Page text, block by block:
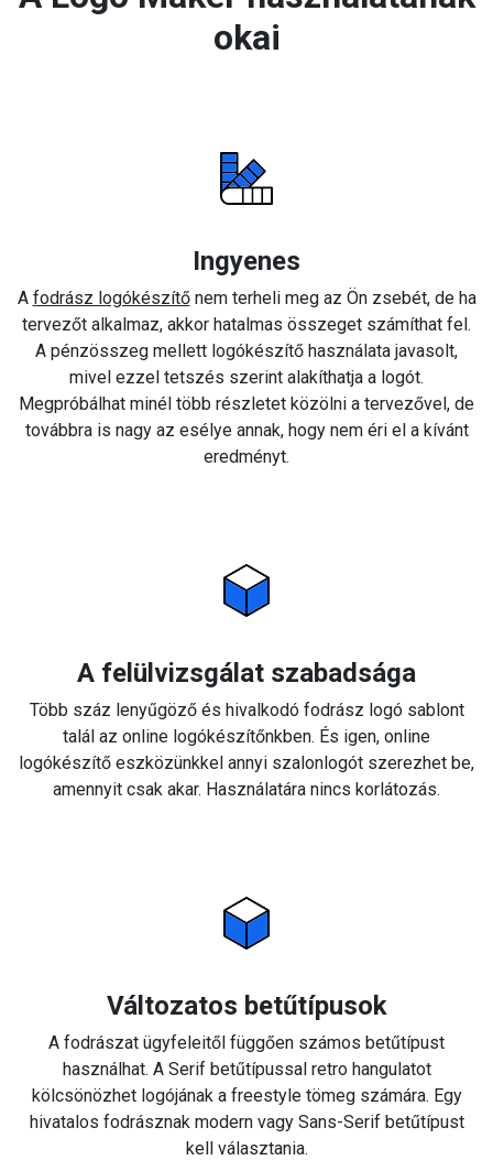
okai
Ingyenes
A fodrász logókészítőnem terheli meg az Ön zsebét, de ha
tervezőt alkalmaz, akkor hatalmas összeget számíthat fel.
A pénzösszeg mellett logókészítő használata javasolt,
mivel ezzel tetszés szerint alakíthatja a logót.
Megpróbálhat minél több részletet közölni a tervezővel, de
továbbra is nagy az esélye annak, hogy nem éri el a kívánt
eredményt.
A felülvizsgálat szabadsága
Több száz lenyűgöző és hivalkodó fodrász logó sablont
talál az online logókészítőnkben. És igen, online
logókészítő eszközünkkel annyi szalonlogót szerezhet be,
amennyit csak akar. Használatára nincs korlátozás.
Változatos betűtípusok
A fodrászat ügyfeleitől függően számos betűtípust
használhat. A Serif betűtípussal retro hangulatot
kölcsönözhet logójának a freestyle tömeg számára. Egy
hivatalos fodrásznak modern vagy Sans-Serif betűtípust
kell választania.